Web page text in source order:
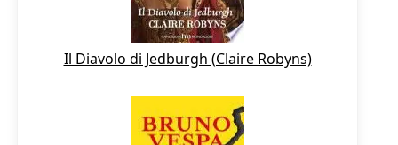
Il Diavolo di Jedburgh (Claire Robyns)